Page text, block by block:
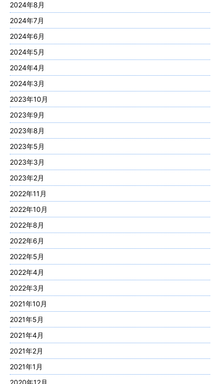
2024年8月
2024年7月
2024年6月
2024年5月
2024年4月
2024年3月
2023年10月
2023年9月
2023年8月
2023年5月
2023年3月
2023年2月
2022年11月
2022年10月
2022年8月
2022年6月
2022年5月
2022年4月
2022年3月
2021年10月
2021年5月
2021年4月
2021年2月
2021年1月
2020年12月